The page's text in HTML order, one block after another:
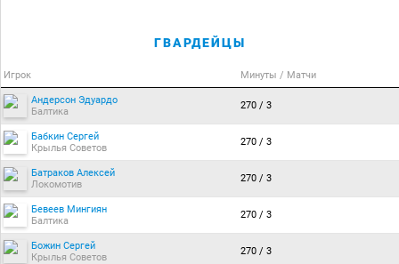
ГВАРДЕЙЦЫ
Игрок Минуты / Матчи
Андерсон Эдуардо
Балтика
270 / 3
Бабкин Сергей
Крылья Советов
270 / 3
Батраков Алексей
Локомотив
270 / 3
Бевеев Мингиян
Балтика
270 / 3
Божин Сергей
Крылья Советов
270 / 3